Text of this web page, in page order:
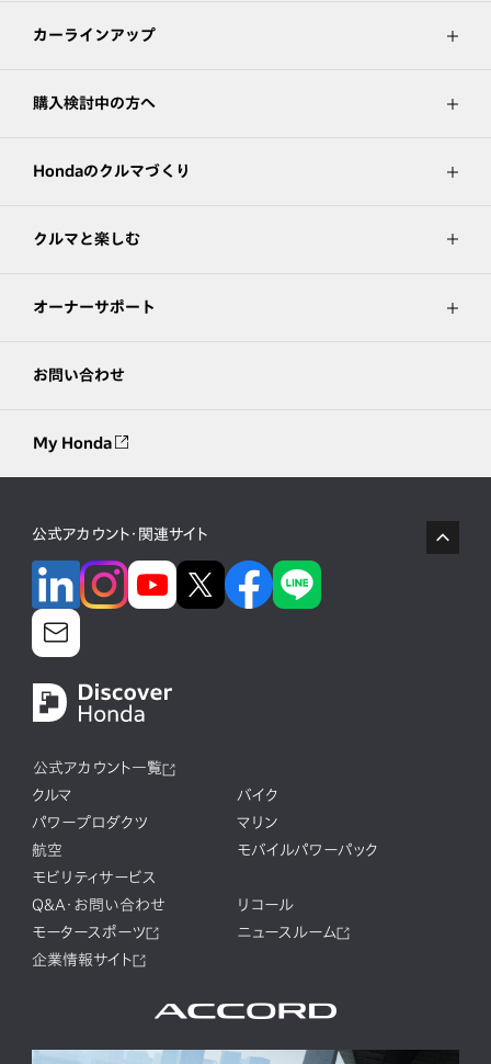
カーラインアップ
購入検討中の方へ
Hondaのクルマづくり
クルマと楽しむ
オーナーサポート
お問い合わせ
My Honda
公式アカウント・関連サイト
公式アカウント一覧
クルマ
バイク
パワープロダクツ
マリン
航空
モバイルパワーパック
モビリティサービス
Q&A・お問い合わせ
リコール
モータースポーツ
ニュースルーム
企業情報サイト